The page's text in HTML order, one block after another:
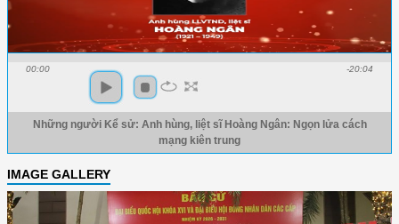
00:00 -20:04
Những người Kể sử: Anh hùng, liệt sĩ Hoàng Ngân: Ngọn lửa cách
mạng kiên trung
IMAGE GALLERY